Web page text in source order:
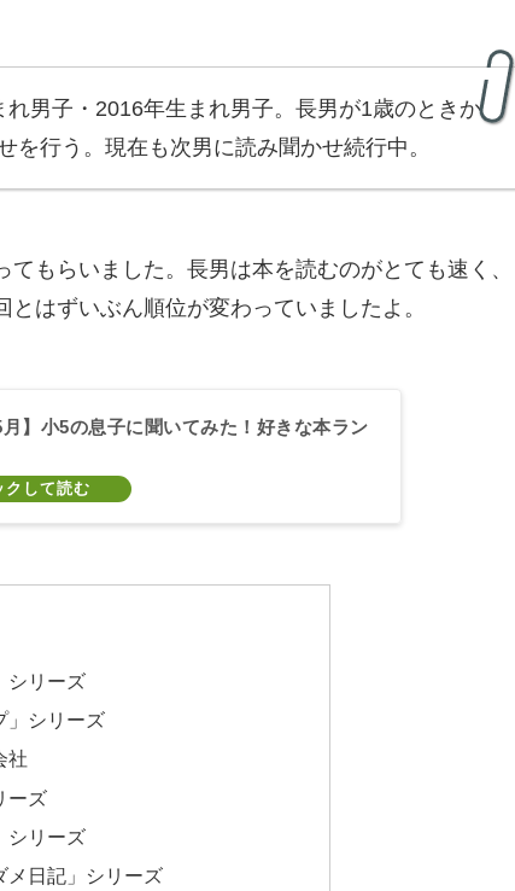
男子・2016年生まれ男子。長男が1歳のときか
を行う。現在も次男に読み聞かせ続行中。
もらいました。長男は本を読むのがとても速く、
はずいぶん順位が変わっていましたよ。
月】小5の息子に聞いてみた！好きな本ラン
リーズ
シリーズ
社
ーズ
リーズ
日記」シリーズ